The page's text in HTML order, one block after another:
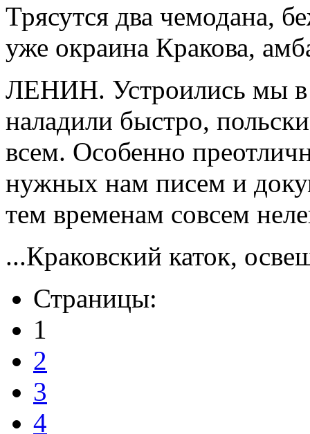
Трясутся два чемодана,
уже окраина Кракова,
ЛЕНИН. Устроились мы в
наладили быстро,
всем. Особенно
нужных нам писем и
тем временам совсем
...Краковский каток,
Страницы:
1
2
3
4